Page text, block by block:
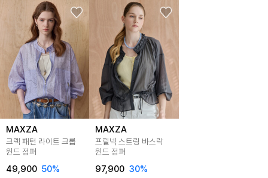
MAXZA
크랙 패턴 라이트 크롭
윈드 점퍼
49,900 50%
MAXZA
프릴넥 스트링 바스락
윈드 점퍼
97,900 30%